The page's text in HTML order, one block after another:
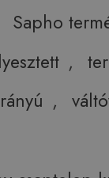
Sapho
,
,